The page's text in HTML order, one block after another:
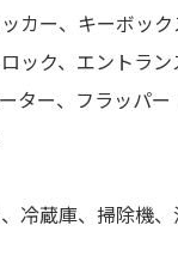
カー、キーボック
ック、エントラ
ター、フラッパ
冷蔵庫、掃除機、